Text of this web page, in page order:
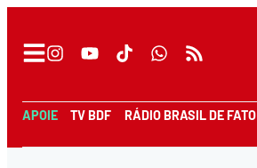
APOIE TV BDF RÁDIO BRASIL DE FATO